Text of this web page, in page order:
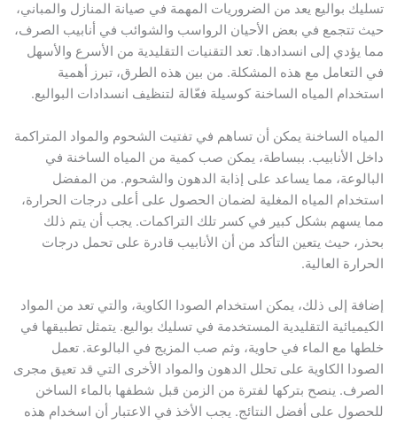
تسليك بواليع يعد من الضروريات المهمة في صيانة المنازل والمباني،
حيث تتجمع في بعض الأحيان الرواسب والشوائب في أنابيب الصرف،
مما يؤدي إلى انسدادها. تعد التقنيات التقليدية من الأسرع والأسهل
في التعامل مع هذه المشكلة. من بين هذه الطرق، تبرز أهمية
استخدام المياه الساخنة كوسيلة فعّالة لتنظيف انسدادات البواليع.
المياه الساخنة يمكن أن تساهم في تفتيت الشحوم والمواد المتراكمة
داخل الأنابيب. ببساطة، يمكن صب كمية من المياه الساخنة في
البالوعة، مما يساعد على إذابة الدهون والشحوم. من المفضل
استخدام المياه المغلية لضمان الحصول على أعلى درجات الحرارة،
مما يسهم بشكل كبير في كسر تلك التراكمات. يجب أن يتم ذلك
بحذر، حيث يتعين التأكد من أن الأنابيب قادرة على تحمل درجات
الحرارة العالية.
إضافة إلى ذلك، يمكن استخدام الصودا الكاوية، والتي تعد من المواد
الكيميائية التقليدية المستخدمة في تسليك بواليع. يتمثل تطبيقها في
خلطها مع الماء في حاوية، وثم صب المزيج في البالوعة. تعمل
الصودا الكاوية على تحلل الدهون والمواد الأخرى التي قد تعيق مجرى
الصرف. ينصح بتركها لفترة من الزمن قبل شطفها بالماء الساخن
للحصول على أفضل النتائج. يجب الأخذ في الاعتبار أن اسخدام هذه